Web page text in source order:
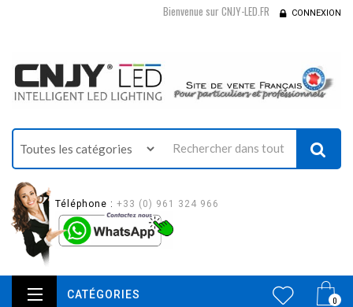
Bienvenue sur CNJY-LED.FR CONNEXION
Téléphone : +33 (0) 961 324 966
0
CATÉGORIES